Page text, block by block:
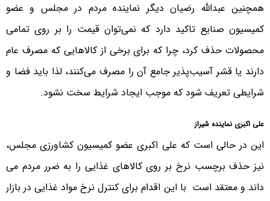
همچنین عبدالله رضیان دیگر نماینده مردم در مجلس و عضو
کمیسیون صنایع تاکید دارد که نمی‌توان قیمت را بر روی تمامی
محصولات حذف کرد، چرا که برای برخی از کالاهایی که مصرف عام
دارند یا قشر آسیب‌پذیر جامع آن را مصرف می‌کنند، لذا باید فضا و
شرایطی تعریف شود که موجب ایجاد شرایط سخت نشود.
علی اکبری نماینده شیراز
این در حالی است که علی اکبری عضو کمیسیون کشاورزی مجلس،
نیز حذف برچسب نرخ بر روی کالاهای غذایی را به ضرر مردم می
داند و معتقد است با این اقدام برای کنترل نرخ مواد غذایی در بازار